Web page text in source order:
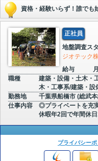
資格・経験いらず！誰で
正社員
地盤調査ス
ジオテック
給与
職種
建築・設備・土木・
木・工事系/建築・設
勤務地
千葉県船橋市 (総武
仕事内容
◎プライベートを充
休暇年2回で年間休
プライバシー